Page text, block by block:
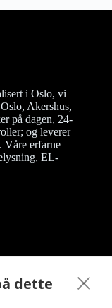
dette
i Oslo, vi
Akershus,
på dagen, 24-
og leverer
Våre erfarne
EL-